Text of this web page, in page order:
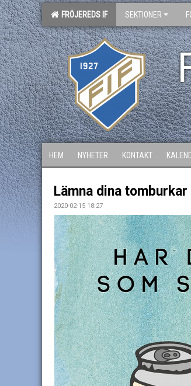
FRÖJEREDS IF SEKTIONER
HEM NYHETER KONTAKT
Lämna dina
2020-02-15 18:27